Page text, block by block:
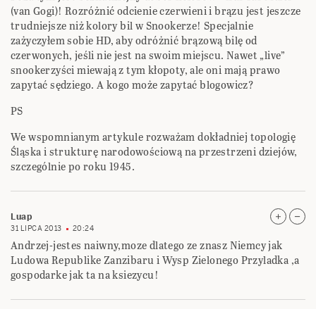
(van Gogi)! Rozróżnić odcienie czerwieni i brązu jest jeszcze
trudniejsze niż kolory bil w Snookerze! Specjalnie
zażyczyłem sobie HD, aby odróżnić brązową bilę od
czerwonych, jeśli nie jest na swoim miejscu. Nawet „live”
snookerzyści miewają z tym kłopoty, ale oni mają prawo
zapytać sędziego. A kogo może zapytać blogowicz?
PS
We wspomnianym artykule rozważam dokładniej topologię
Śląska i strukturę narodowościową na przestrzeni dziejów,
szczególnie po roku 1945.
Luap
31 LIPCA 2013 20:24
Andrzej-jestes naiwny,moze dlatego ze znasz Niemcy jak
Ludowa Republike Zanzibaru i Wysp Zielonego Przyladka ,a
gospodarke jak ta na ksiezycu!